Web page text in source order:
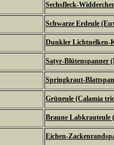
Sechsfleck-
Schwarze Erdeule
Dunkler Lichtnelken-
Satyr-Blütenspanner
Springkraut-
Grüneule (Calamia
Braune Labkrauteule
Eichen-